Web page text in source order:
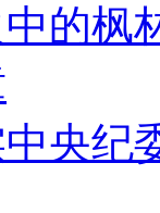
的枫
央纪